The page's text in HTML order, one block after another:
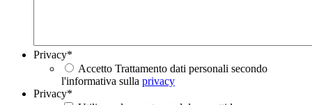
Privacy*
Accetto Trattamento dati personali secondo
l'informativa sulla privacy
Privacy*